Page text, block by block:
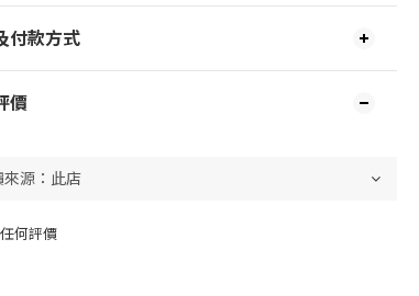
付款方式
價
何評價